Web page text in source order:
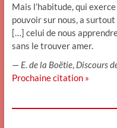
Mais l’habitude, qui
pouvoir sur nous, a
[…] celui de nous
sans le trouver amer.
— E. de la Boëtie, Discours
Prochaine citation »